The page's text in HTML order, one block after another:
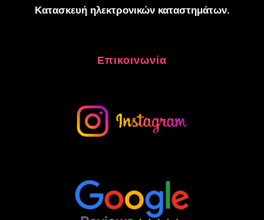
Κατασκευή ηλεκτρονικών καταστημάτων.
Επικοινωνία